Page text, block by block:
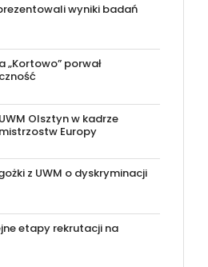
wyniki badań
„Kortowo” porwał
Olsztyn w kadrze
Europy
z UWM o dyskryminacji
etapy rekrutacji na